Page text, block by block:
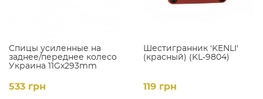
Спицы усиленные на
заднее/переднее колесо
Украина 11Gx293mm
533 грн
Шестигранник 'KENLI'
(красный) (KL-9804)
119 грн